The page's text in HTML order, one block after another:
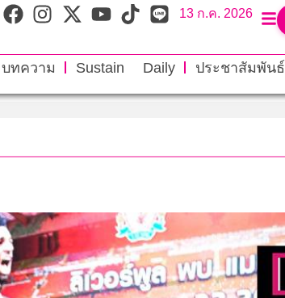
13 ก.ค. 2026
บทความ Sustain Daily ประชาสัมพันธ์